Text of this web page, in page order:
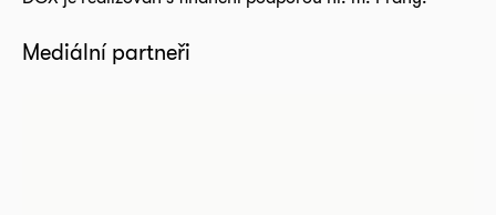
Mediální partneři